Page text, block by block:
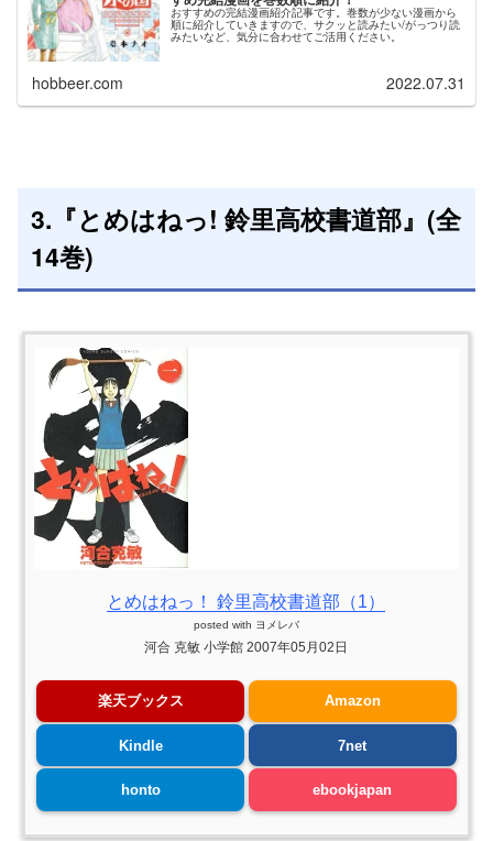
おすすめの完結漫画紹介記事です。巻数が少ない漫画から
順に紹介していきますので、サクッと読みたい/がっつり読
みたいなど、気分に合わせてご活用ください。
hobbeer.com 2022.07.31
3.『とめはねっ! 鈴里高校書道部』(全
14巻)
とめはねっ！ 鈴里高校書道部（1）
posted with ヨメレバ
河合 克敏 小学館 2007年05月02日
楽天ブックス Amazon
Kindle 7net
honto ebookjapan